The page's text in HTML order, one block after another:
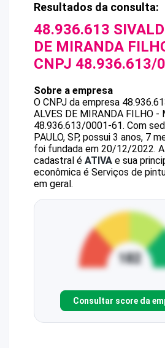
Resultados da consulta:
48.936.613
DE MIRANDA
CNPJ 48.936.613/
Sobre a empresa
O CNPJ da empresa
ALVES DE MIRANDA FILHO -
48.936.613/0001-61. Com
PAULO, SP, possui 3 anos, 7
foi fundada em 20/12/2022.
cadastral é ATIVA e sua
econômica é Serviços de
em geral.
Consultar score da